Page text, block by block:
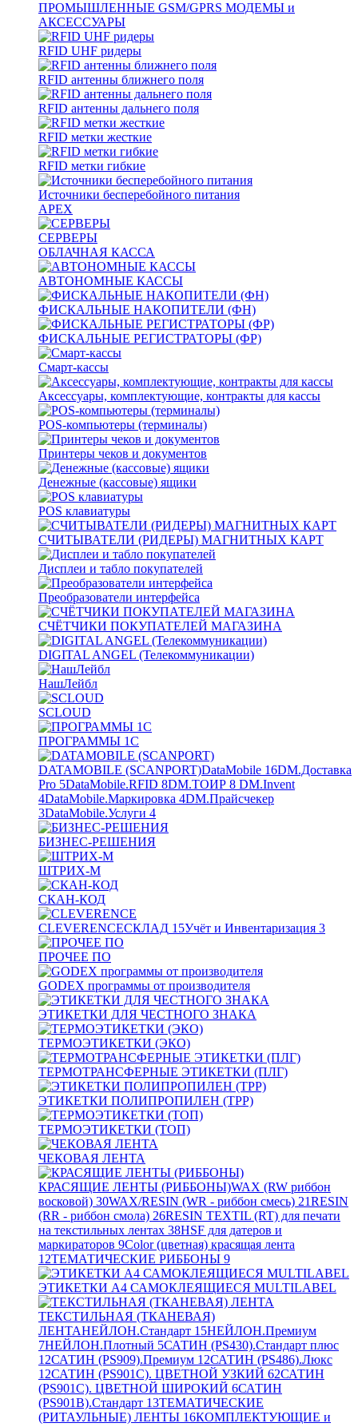
ПРОМЫШЛЕННЫЕ GSM/GPRS МОДЕМЫ и
АКСЕССУАРЫ
RFID UHF ридеры
RFID антенны ближнего поля
RFID антенны дальнего поля
RFID метки жесткие
RFID метки гибкие
Источники бесперебойного питания
APEX
СЕРВЕРЫ
ОБЛАЧНАЯ КАССА
АВТОНОМНЫЕ КАССЫ
ФИСКАЛЬНЫЕ НАКОПИТЕЛИ (ФН)
ФИСКАЛЬНЫЕ РЕГИСТРАТОРЫ (ФР)
Смарт-кассы
Аксессуары, комплектующие, контракты для кассы
POS-компьютеры (терминалы)
Принтеры чеков и документов
Денежные (кассовые) ящики
POS клавиатуры
СЧИТЫВАТЕЛИ (РИДЕРЫ) МАГНИТНЫХ КАРТ
Дисплеи и табло покупателей
Преобразователи интерфейса
СЧЁТЧИКИ ПОКУПАТЕЛЕЙ МАГАЗИНА
DIGITAL ANGEL (Телекоммуникации)
НашЛейбл
SCLOUD
ПРОГРАММЫ 1С
DATAMOBILE (SCANPORT)DataMobile 16DM.Доставка
Pro 5DataMobile.RFID 8DM.ТОИР 8 DM.Invent
4DataMobile.Маркировка 4DM.Прайсчекер
3DataMobile.Услуги 4
БИЗНЕС-РЕШЕНИЯ
ШТРИХ-М
СКАН-КОД
CLEVERENCEСКЛАД 15Учёт и Инвентаризация 3
ПРОЧЕЕ ПО
GODEX программы от производителя
ЭТИКЕТКИ ДЛЯ ЧЕСТНОГО ЗНАКА
ТЕРМОЭТИКЕТКИ (ЭКО)
ТЕРМОТРАНСФЕРНЫЕ ЭТИКЕТКИ (ПЛГ)
ЭТИКЕТКИ ПОЛИПРОПИЛЕН (TPP)
ТЕРМОЭТИКЕТКИ (ТОП)
ЧЕКОВАЯ ЛЕНТА
КРАСЯЩИЕ ЛЕНТЫ (РИББОНЫ)WAX (RW риббон
восковой) 30WAX/RESIN (WR - риббон смесь) 21RESIN
(RR - риббон смола) 26RESIN TEXTIL (RT) для печати
на текстильных лентах 38HSF для датеров и
маркираторов 9Color (цветная) красящая лента
12ТЕМАТИЧЕСКИЕ РИББОНЫ 9
ЭТИКЕТКИ А4 САМОКЛЕЯЩИЕСЯ MULTILABEL
ТЕКСТИЛЬНАЯ (ТКАНЕВАЯ)
ЛЕНТАНЕЙЛОН.Стандарт 15НЕЙЛОН.Премиум
7НЕЙЛОН.Плотный 5САТИН (PS430).Стандарт плюс
12САТИН (PS909).Премиум 12САТИН (PS486).Люкс
12САТИН (PS901C). ЦВЕТНОЙ УЗКИЙ 62САТИН
(PS901C). ЦВЕТНОЙ ШИРОКИЙ 6САТИН
(PS901B).Стандарт 13ТЕМАТИЧЕСКИЕ
(РИТАУЛЬНЫЕ) ЛЕНТЫ 16КОМПЛЕКТУЮЩИЕ и